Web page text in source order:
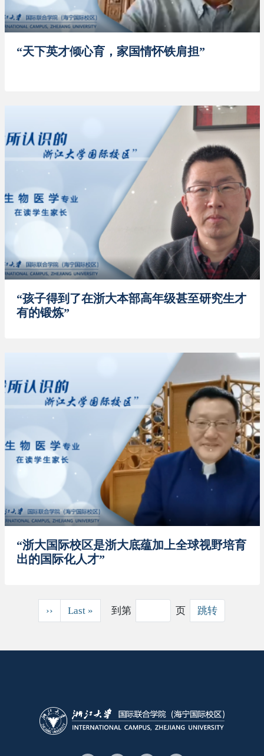
“天下英才倾心育，家国情怀铁肩担”
“孩子得到了在浙大本部高年级甚至研究生才
有的锻炼”
“浙大国际校区是浙大底蕴加上全球视野培育
出的国际化人才”
›› 下一页
Last » 末页到第 页 跳转